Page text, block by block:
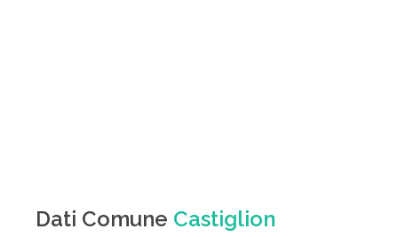
Dati Comune Castiglion